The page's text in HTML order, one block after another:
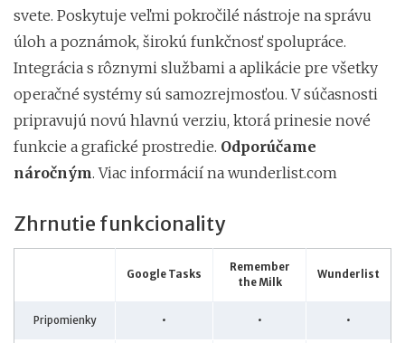
svete. Poskytuje veľmi pokročilé nástroje na správu
úloh a poznámok, širokú funkčnosť spolupráce.
Integrácia s rôznymi službami a aplikácie pre všetky
operačné systémy sú samozrejmosťou. V súčasnosti
pripravujú novú hlavnú verziu, ktorá prinesie nové
funkcie a grafické prostredie. Odporúčame
náročným. Viac informácií na wunderlist.com
Zhrnutie funkcionality
Google Tasks
Remember
the Milk
Wunderlist
Pripomienky • • •